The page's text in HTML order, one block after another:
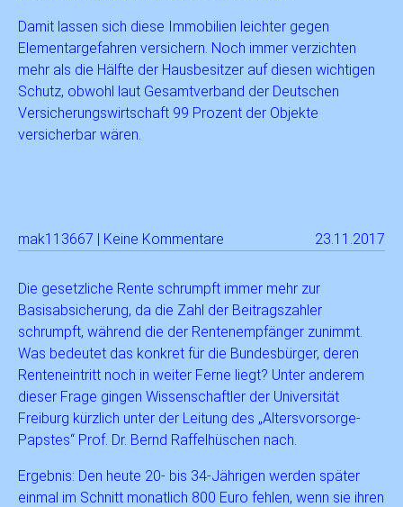
Damit lassen sich diese Immobilien leichter gegen
Elementargefahren versichern. Noch immer verzichten
mehr als die Hälfte der Hausbesitzer auf diesen wichtigen
Schutz, obwohl laut Gesamtverband der Deutschen
Versicherungswirtschaft 99 Prozent der Objekte
versicherbar wären.
mak113667 | Keine Kommentare 23.11.2017
Die gesetzliche Rente schrumpft immer mehr zur
Basisabsicherung, da die Zahl der Beitragszahler
schrumpft, während die der Rentenempfänger zunimmt.
Was bedeutet das konkret für die Bundesbürger, deren
Renteneintritt noch in weiter Ferne liegt? Unter anderem
dieser Frage gingen Wissenschaftler der Universität
Freiburg kürzlich unter der Leitung des „Altersvorsorge-
Papstes“ Prof. Dr. Bernd Raffelhüschen nach.
Ergebnis: Den heute 20- bis 34-Jährigen werden später
einmal im Schnitt monatlich 800 Euro fehlen, wenn sie ihren